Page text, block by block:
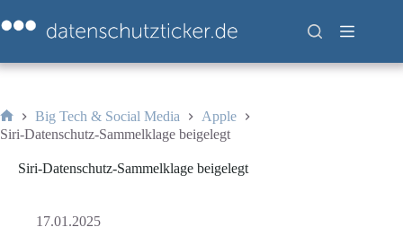
Inhalt
springen
Start
Big Tech & Social Media
Apple
Siri-Datenschutz-Sammelklage beigelegt
Siri-Datenschutz-Sammelklage beigelegt
17.01.2025